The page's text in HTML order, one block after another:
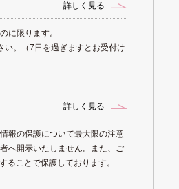
詳しく見る
に限ります。
い。（7日を過ぎますとお受付け
詳しく見る
報の保護について最大限の注意
へ開示いたしません。また、ご
ることで保護しております。